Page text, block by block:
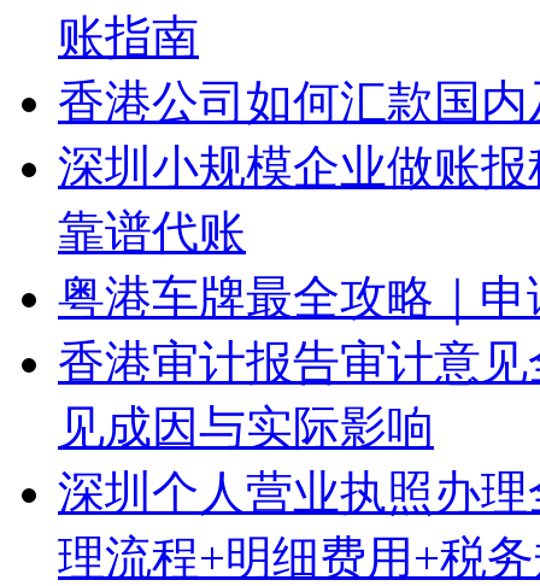
账指南
香港公司如何汇款国
深圳小规模企业做账
靠谱代账
粤港车牌最全攻略｜
香港审计报告审计意
见成因与实际影响
深圳个人营业执照办
理流程+明细费用+税